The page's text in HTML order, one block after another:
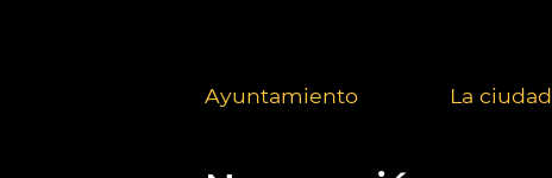
Ayuntamiento La ciudad